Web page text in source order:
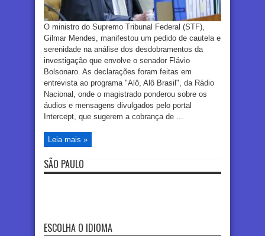
O ministro do Supremo Tribunal Federal (STF),
Gilmar Mendes, manifestou um pedido de cautela e
serenidade na análise dos desdobramentos da
investigação que envolve o senador Flávio
Bolsonaro. As declarações foram feitas em
entrevista ao programa "Alô, Alô Brasil", da Rádio
Nacional, onde o magistrado ponderou sobre os
áudios e mensagens divulgados pelo portal
Intercept, que sugerem a cobrança de ...
Leia mais »
SÃO PAULO
ESCOLHA O IDIOMA